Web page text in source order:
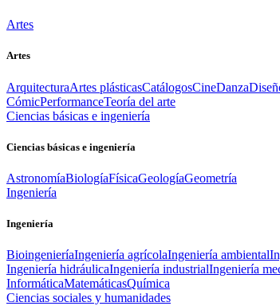
Artes
Artes
ArquitecturaArtes plásticasCatálogosCineDanza
CómicPerformanceTeoría del arte
Ciencias básicas e ingeniería
Ciencias básicas e ingeniería
AstronomíaBiologíaFísicaGeologíaGeometría
Ingeniería
Ingeniería
BioingenieríaIngeniería agrícolaIngeniería ambiental
Ingeniería hidráulicaIngeniería industrialIngeniería
InformáticaMatemáticasQuímica
Ciencias sociales y humanidades